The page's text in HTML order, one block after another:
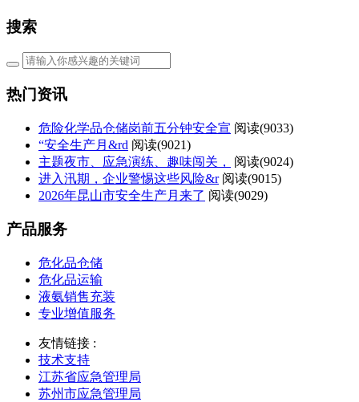
搜索
热门资讯
危险化学品仓储岗前五分钟安全宣 阅读(9033)
“安全生产月&rd 阅读(9021)
主题夜市、应急演练、趣味闯关，
阅读(9024)
进入汛期，企业警惕这些风险&r 阅读(9015)
2026年昆山市安全生产月来了 阅读(9029)
产品服务
危化品仓储
危化品运输
液氨销售充装
专业增值服务
友情链接 :
技术支持
江苏省应急管理局
苏州市应急管理局